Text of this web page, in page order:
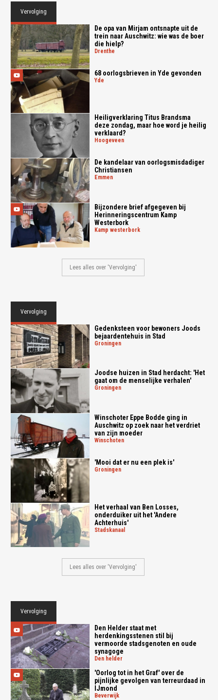
Vervolging
De opa van Mirjam ontsnapte uit de
trein naar Auschwitz: wie was de boer
die hielp?
drenthe
68 oorlogsbrieven in Yde gevonden
yde
Heiligverklaring Titus Brandsma
deze zondag, maar hoe word je heilig
verklaard?
hoogeveen
De kandelaar van oorlogsmisdadiger
Christiansen
emmen
Bijzondere brief afgegeven bij
Herinneringscentrum Kamp
Westerbork
kamp westerbork
Lees alles over 'Vervolging'
Vervolging
Gedenksteen voor bewoners Joods
bejaardentehuis in Stad
groningen
Joodse huizen in Stad herdacht: 'Het
gaat om de menselijke verhalen'
groningen
Winschoter Eppe Bodde ging in
Auschwitz op zoek naar het verdriet
van zijn moeder
winschoten
'Mooi dat er nu een plek is'
groningen
Het verhaal van Ben Losses,
onderduiker uit het 'Andere
Achterhuis'
stadskanaal
Lees alles over 'Vervolging'
Vervolging
Den Helder staat met
herdenkingsstenen stil bij
vermoorde stadsgenoten en oude
synagoge
den helder
'Oorlog tot in het Graf' over de
pijnlijke gevolgen van terreurdaad in
IJmond
beverwijk